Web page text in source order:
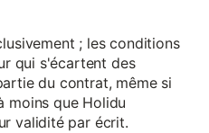
; les conditions
qui s'écartent des
du contrat, même si
moins que Holidu
validité par écrit.